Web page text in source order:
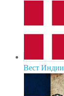
Вест Индии